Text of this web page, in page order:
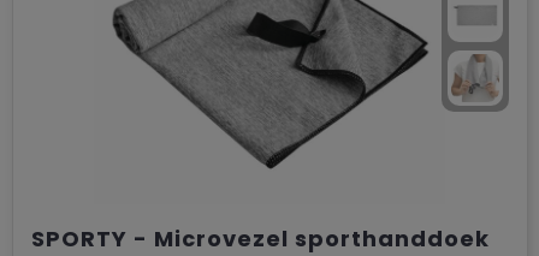
SPORTY - Microvezel sporthanddoek